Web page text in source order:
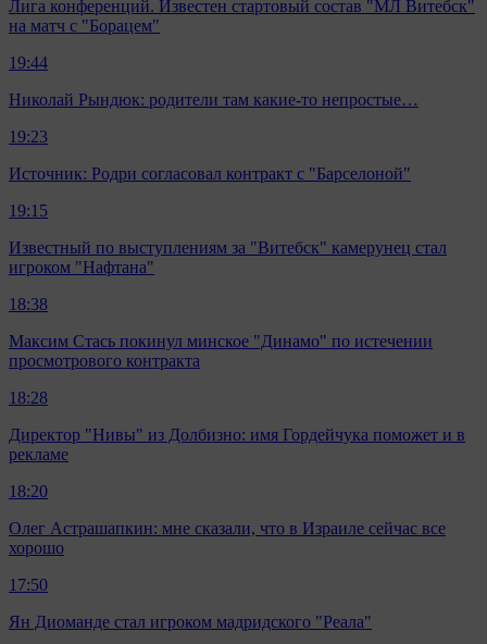
Лига конференций. Известен стартовый состав "МЛ Витебск"
на матч с "Борацем"
19:44
Николай Рындюк: родители там какие-то непростые…
19:23
Источник: Родри согласовал контракт с "Барселоной"
19:15
Известный по выступлениям за "Витебск" камерунец стал
игроком "Нафтана"
18:38
Максим Стась покинул минское "Динамо" по истечении
просмотрового контракта
18:28
Директор "Нивы" из Долбизно: имя Гордейчука поможет и в
рекламе
18:20
Олег Астрашапкин: мне сказали, что в Израиле сейчас все
хорошо
17:50
Ян Диоманде стал игроком мадридского "Реала"